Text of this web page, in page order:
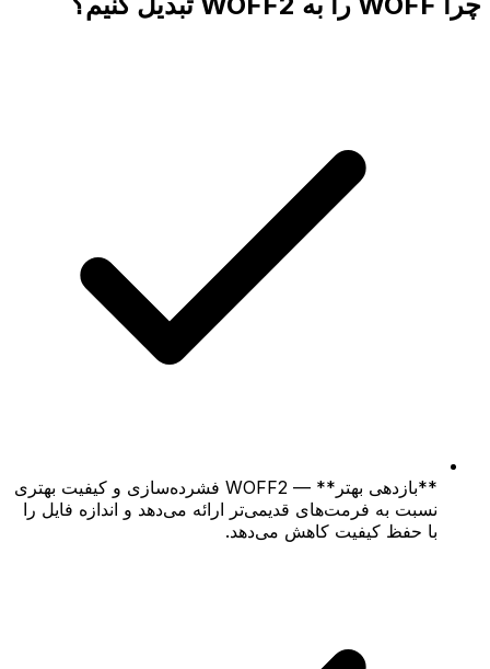
**بازدهی بهتر** — WOFF2 فشرده‌سازی و کیفیت بهتری
نسبت به فرمت‌های قدیمی‌تر ارائه می‌دهد و اندازه فایل را
با حفظ کیفیت کاهش می‌دهد.